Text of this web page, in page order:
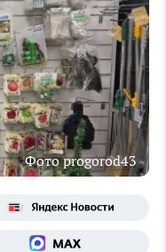
Фото progorod43